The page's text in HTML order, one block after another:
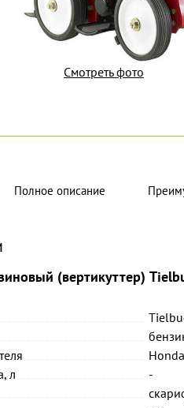
Смотреть фото
Полное описание
(вертикуттер)
Honda
л
-